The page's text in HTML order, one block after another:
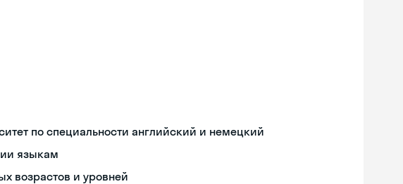
по специальности английский и немецкий
языкам
возрастов и уровней